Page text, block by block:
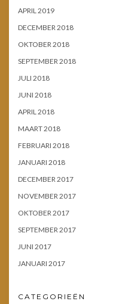
APRIL 2019
DECEMBER 2018
OKTOBER 2018
SEPTEMBER 2018
JULI 2018
JUNI 2018
APRIL 2018
MAART 2018
FEBRUARI 2018
JANUARI 2018
DECEMBER 2017
NOVEMBER 2017
OKTOBER 2017
SEPTEMBER 2017
JUNI 2017
JANUARI 2017
CATEGORIEËN